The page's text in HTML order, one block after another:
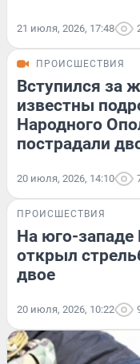
21 июля, 2026, 17:48
ПРОИСШЕСТВИЯ
Вступился за
известны
Народного
пострадали
20 июля, 2026, 14:10
ПРОИСШЕСТВИЯ
На юго-западе
открыл
двое
20 июля, 2026, 10:22